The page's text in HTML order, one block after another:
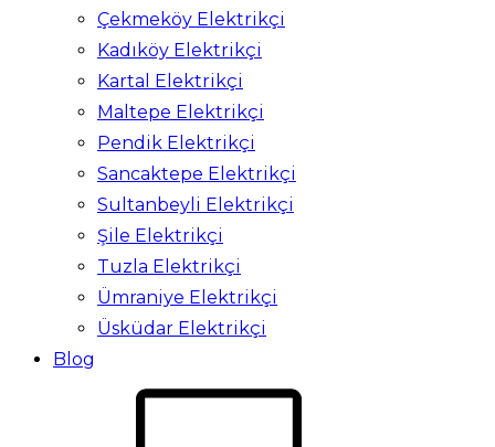
Çekmeköy Elektrikçi
Kadıköy Elektrikçi
Kartal Elektrikçi
Maltepe Elektrikçi
Pendik Elektrikçi
Sancaktepe Elektrikçi
Sultanbeyli Elektrikçi
Şile Elektrikçi
Tuzla Elektrikçi
Ümraniye Elektrikçi
Üsküdar Elektrikçi
Blog